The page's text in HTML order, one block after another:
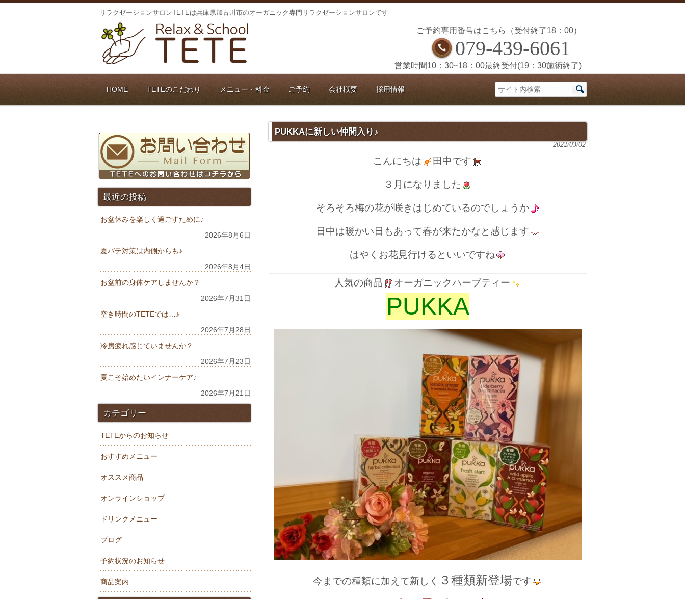
リラクゼーションサロンTETEは兵庫県加古川市のオーガニック専門リラクゼーションサロンです
ご予約専用番号はこちら（受付終了18：00）
079-439-6061
営業時間10：30~18：00最終受付(19：30施術終了)
HOME TETEのこだわり メニュー・料金 ご予約 会社概要 採用情報
PUKKAに新しい仲間入り♪
2022/03/02
こんにちは 田中です
３月 になりました
そろそろ梅の花が咲きはじめているのでしょうか
日中は暖かい日もあって春が来たかなと感じます
はやく お花見行けるといいですね
人気の商品 オーガニックハーブティー
PUKKA
今までの種類に加えて新しく ３種類新登場です
最近の投稿
お盆休みを楽しく過ごすために♪
2026年8月6日
夏バテ対策は内側からも♪
2026年8月4日
お盆前の身体ケアしませんか？
2026年7月31日
空き時間のTETEでは…♪
2026年7月28日
冷房疲れ感じていませんか？
2026年7月23日
夏こそ始めたいインナーケア♪
2026年7月21日
カテゴリー
TETEからのお知らせ
おすすめメニュー
オススメ商品
オンラインショップ
ドリンクメニュー
ブログ
予約状況のお知らせ
商品案内